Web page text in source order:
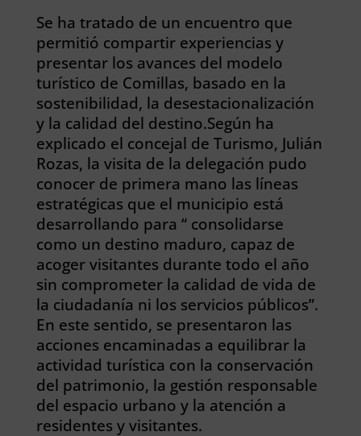
Se ha tratado de un encuentro que
permitió compartir experiencias y
presentar los avances del modelo
turístico de Comillas, basado en la
sostenibilidad, la desestacionalización
y la calidad del destino.Según ha
explicado el concejal de Turismo, Julián
Rozas, la visita de la delegación pudo
conocer de primera mano las líneas
estratégicas que el municipio está
desarrollando para “ consolidarse
como un destino maduro, capaz de
acoger visitantes durante todo el año
sin comprometer la calidad de vida de
la ciudadanía ni los servicios públicos”.
En este sentido, se presentaron las
acciones encaminadas a equilibrar la
actividad turística con la conservación
del patrimonio, la gestión responsable
del espacio urbano y la atención a
residentes y visitantes.